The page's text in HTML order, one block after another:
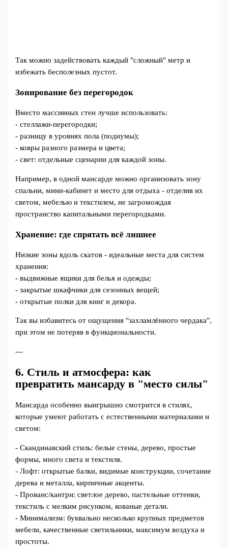
Так можно задействовать каждый "сложный" метр и
избежать бесполезных пустот.
Зонирование без перегородок
Вместо массивных стен лучше использовать:
- стеллажи-перегородки;
- разницу в уровнях пола (подиумы);
- ковры разного размера и цвета;
- свет: отдельные сценарии для каждой зоны.
Например, в одной мансарде можно организовать зону
спальни, мини-кабинет и место для отдыха - отделив их
светом, мебелью и текстилем, не загромождая
пространство капитальными перегородками.
Хранение: где спрятать всё лишнее
Низкие зоны вдоль скатов - идеальные места для систем
хранения:
- выдвижные ящики для белья и одежды;
- закрытые шкафчики для сезонных вещей;
- открытые полки для книг и декора.
Так вы избавитесь от ощущения "захламлённого чердака",
при этом не потеряв в функциональности.
---
6. Стиль и атмосфера: как
превратить мансарду в "место силы"
Мансарда особенно выигрышно смотрится в стилях,
которые умеют работать с естественными материалами и
светом:
- Скандинавский стиль: белые стены, дерево, простые
формы, много света и текстиля.
- Лофт: открытые балки, видимые конструкции, сочетание
дерева и металла, кирпичные акценты.
- Прованс/кантри: светлое дерево, пастельные оттенки,
текстиль с мелким рисунком, кованые детали.
- Минимализм: буквально несколько крупных предметов
мебели, качественные светильники, максимум воздуха и
простоты.